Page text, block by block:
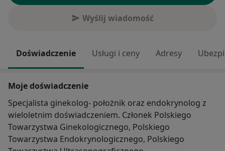
Wyślij wiadomość
Doświadczenie Usługi i ceny Adresy
Moje doświadczenie
Specjalista ginekolog- położnik oraz endokrynolog z
wieloletnim doświadczeniem. Członek Polskiego
Towarzystwa Ginekologicznego, Polskiego
Towarzystwa Endokrynologicznego, Polskiego